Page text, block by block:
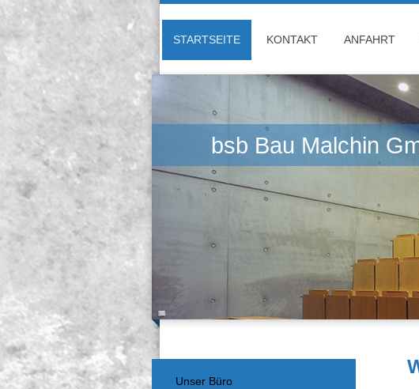
STARTSEITE KONTAKT ANFAHRT
bsb Bau
Unser Büro